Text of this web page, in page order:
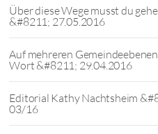
Über diese Wege musst du
&#8211; 27.05.2016
Auf mehreren
Wort &#8211; 29.04.2016
Editorial Kathy Nachtsheim
03/16